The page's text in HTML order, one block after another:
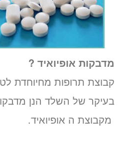
מדבקות אופיואיד ?
קבוצת תרופות מחיוחדת
בעיקר של השלד הנן
מקבוצת ה אופיואיד.